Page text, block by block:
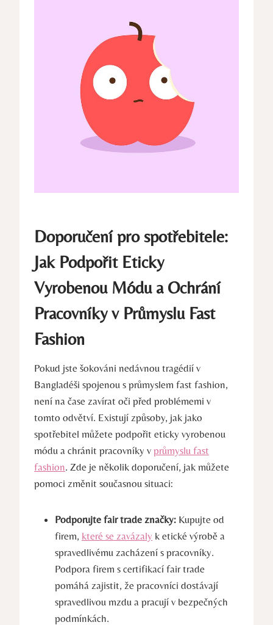
Doporučení pro spotřebitele:
Jak Podpořit Eticky
Vyrobenou Módu a Ochrání
Pracovníky v Průmyslu Fast
Fashion
Pokud jste šokováni nedávnou tragédií v
Bangladéši spojenou s průmyslem fast fashion,
není na čase zavírat oči před problémemi v
tomto odvětví. Existují způsoby, jak jako
spotřebitel můžete podpořit eticky vyrobenou
módu a chránit pracovníky v průmyslu fast
fashion. Zde je několik doporučení, jak můžete
pomoci změnit současnou situaci:
Podporujte fair trade značky: Kupujte od
firem, které se zavázaly k etické výrobě a
spravedlivému zacházení s pracovníky.
Podpora firem s certifikací fair trade
pomáhá zajistit, že pracovníci dostávají
spravedlivou mzdu a pracují v bezpečných
podmínkách.